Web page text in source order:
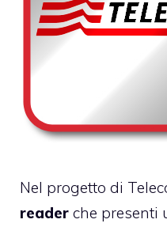
Nel progetto di
reader che presenti